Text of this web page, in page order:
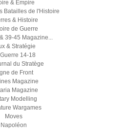
& Empire
Batailles de l'Histoire
& Histoire
de Guerre
39-45 Magazine...
& Stratégie
14-18
du Stratège
de Front
Magazine
Magazine
Modelling
Wargames
Moves
Napoléon